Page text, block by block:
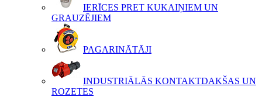
IERĪCES PRET KUKAIŅIEM UN
GRAUZĒJIEM
PAGARINĀTĀJI
INDUSTRIĀLĀS KONTAKTDAKŠAS UN
ROZETES